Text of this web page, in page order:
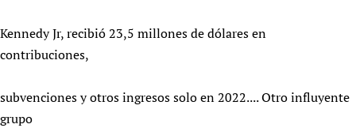
Kennedy Jr, recibió 23,5 millones de dólares en
contribuciones,
subvenciones y otros ingresos solo en 2022.... Otro influyente
grupo